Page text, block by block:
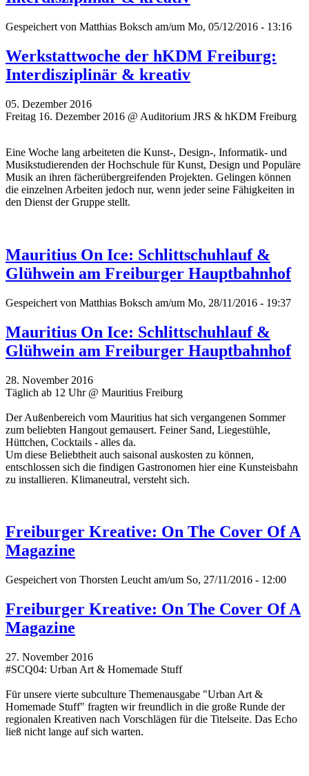
Gespeichert von Matthias Boksch am/um Mo, 05/12/2016 - 13:16
Werkstattwoche der hKDM Freiburg:
Interdisziplinär & kreativ
05. Dezember 2016
Freitag 16. Dezember 2016 @ Auditorium JRS & hKDM Freiburg
Eine Woche lang arbeiteten die Kunst-, Design-, Informatik- und
Musikstudierenden der Hochschule für Kunst, Design und Populäre
Musik an ihren fächerübergreifenden Projekten. Gelingen können
die einzelnen Arbeiten jedoch nur, wenn jeder seine Fähigkeiten in
den Dienst der Gruppe stellt.
Mauritius On Ice: Schlittschuhlauf &
Glühwein am Freiburger Hauptbahnhof
Gespeichert von Matthias Boksch am/um Mo, 28/11/2016 - 19:37
Mauritius On Ice: Schlittschuhlauf &
Glühwein am Freiburger Hauptbahnhof
28. November 2016
Täglich ab 12 Uhr @ Mauritius Freiburg
Der Außenbereich vom Mauritius hat sich vergangenen Sommer
zum beliebten Hangout gemausert. Feiner Sand, Liegestühle,
Hüttchen, Cocktails - alles da.
Um diese Beliebtheit auch saisonal auskosten zu können,
entschlossen sich die findigen Gastronomen hier eine Kunsteisbahn
zu installieren. Klimaneutral, versteht sich.
Freiburger Kreative: On The Cover Of A
Magazine
Gespeichert von Thorsten Leucht am/um So, 27/11/2016 - 12:00
Freiburger Kreative: On The Cover Of A
Magazine
27. November 2016
#SCQ04: Urban Art & Homemade Stuff
Für unsere vierte subculture Themenausgabe "Urban Art &
Homemade Stuff" fragten wir freundlich in die große Runde der
regionalen Kreativen nach Vorschlägen für die Titelseite. Das Echo
ließ nicht lange auf sich warten.